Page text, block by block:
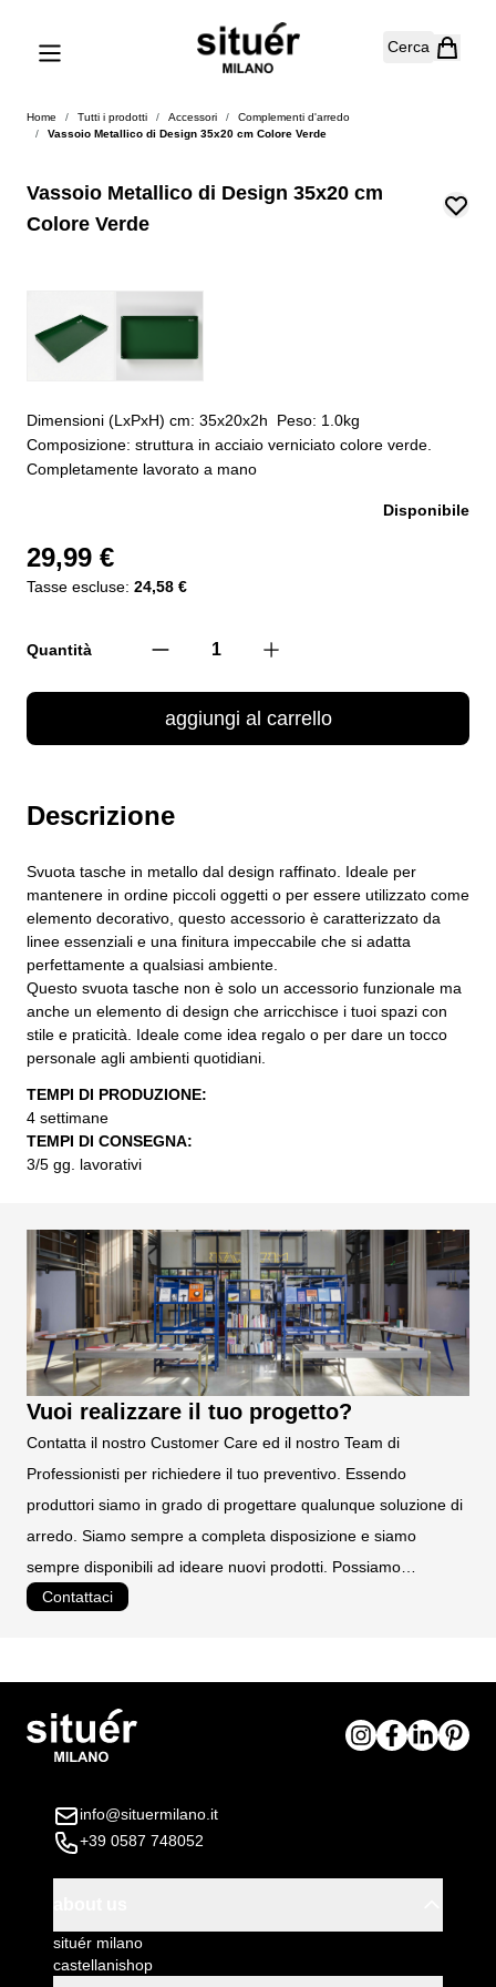
Cerca
Home / Tutti i prodotti / Accessori /
Complementi d'arredo
/
Vassoio Metallico di Design 35x20 cm Colore Verde
Vassoio Metallico di Design 35x20 cm
Colore Verde
Dimensioni (LxPxH) cm: 35x20x2h Peso: 1.0kg
Composizione: struttura in acciaio verniciato colore verde.
Completamente lavorato a mano
Disponibile
29,99 €
Tasse escluse: 24,58 €
Quantità
aggiungi al carrello
Descrizione
Svuota tasche in metallo dal design raffinato. Ideale per
mantenere in ordine piccoli oggetti o per essere utilizzato come
elemento decorativo, questo accessorio è caratterizzato da
linee essenziali e una finitura impeccabile che si adatta
perfettamente a qualsiasi ambiente.
Questo svuota tasche non è solo un accessorio funzionale ma
anche un elemento di design che arricchisce i tuoi spazi con
stile e praticità. Ideale come idea regalo o per dare un tocco
personale agli ambienti quotidiani.
TEMPI DI PRODUZIONE:
4 settimane
TEMPI DI CONSEGNA:
3/5 gg. lavorativi
Vuoi realizzare il tuo progetto?
Contatta il nostro Customer Care ed il nostro Team di
Professionisti per richiedere il tuo preventivo. Essendo
produttori siamo in grado di progettare qualunque soluzione di
arredo. Siamo sempre a completa disposizione e siamo
sempre disponibili ad ideare nuovi prodotti. Possiamo
Contattaci
info@situermilano.it
+39 0587 748052
situér milano
castellanishop